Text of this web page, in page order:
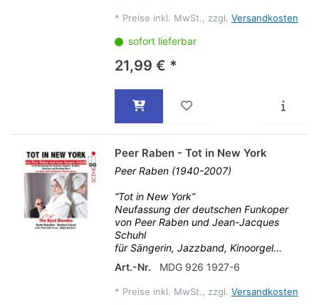
* Preise inkl. MwSt., zzgl. Versandkosten
sofort lieferbar
21,99 € *
Peer Raben - Tot in New York
Peer Raben (1940-2007)
“Tot in New York”
Neufassung der deutschen Funkoper
von Peer Raben und Jean-Jacques
Schuhl
für Sängerin, Jazzband, Kinoorgel...
Art.-Nr.
MDG 926 1927-6
* Preise inkl. MwSt., zzgl. Versandkosten